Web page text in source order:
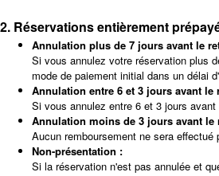
2. Réservations entièrement
Annulation plus de 7 jours avant le
Si vous annulez votre réservation plus
mode de paiement initial dans un délai
Annulation entre 6 et 3 jours avant le
Si vous annulez entre 6 et 3 jours
Annulation moins de 3 jours avant le
Aucun remboursement ne sera
Non-présentation :
Si la réservation n'est pas annulée et